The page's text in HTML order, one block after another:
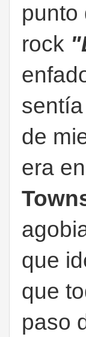
punto
rock
de
era
que
que
paso